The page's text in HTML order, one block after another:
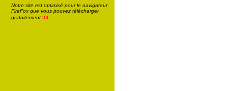
Notre site est optimisé pour le navigateur
FireFox que vous pouvez télécharger
gratuitement ici